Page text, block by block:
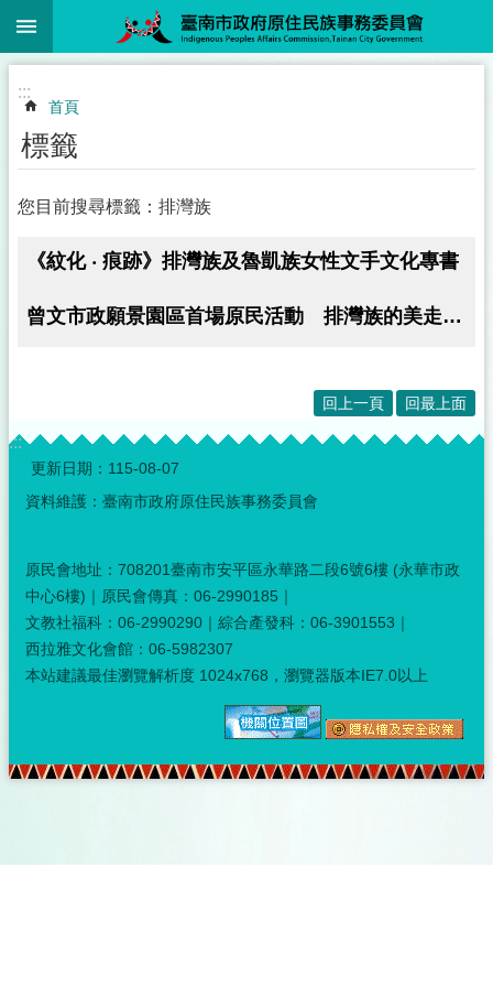
跳到主要內容區塊
:::
首頁
標籤
您目前搜尋標籤：排灣族
《紋化 ‧ 痕跡》排灣族及魯凱族女性文手文化專書
曾文市政願景園區首場原民活動 排灣族的美走入樂齡學習中心
回上一頁 回最上面
:::
更新日期： 115-08-07
資料維護：臺南市政府原住民族事務委員會
原民會地址：708201臺南市安平區永華路二段6號6樓 (永華市政
中心6樓)｜原民會傳真：06-2990185｜
文教社福科：06-2990290｜綜合產發科：06-3901553｜
西拉雅文化會館：06-5982307
本站建議最佳瀏覽解析度 1024x768，瀏覽器版本IE7.0以上